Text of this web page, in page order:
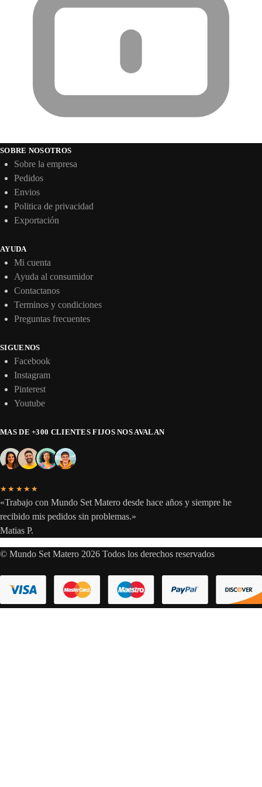
SOBRE NOSOTROS
Sobre la empresa
Pedidos
Envios
Politica de privacidad
Exportación
AYUDA
Mi cuenta
Ayuda al consumidor
Contactanos
Terminos y condiciones
Preguntas frecuentes
SIGUENOS
Facebook
Instagram
Pinterest
Youtube
MAS DE +300 CLIENTES FIJOS NOS AVALAN
★★★★★
«Trabajo con Mundo Set Matero desde hace años y siempre he
recibido mis pedidos sin problemas.»
Matias P.
© Mundo Set Matero 2026 Todos los derechos reservados